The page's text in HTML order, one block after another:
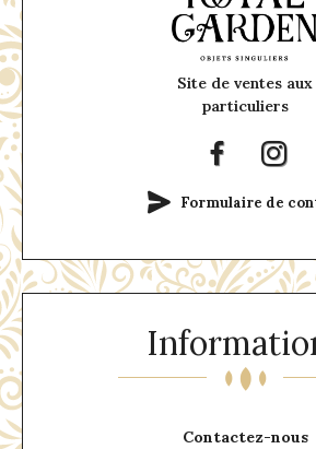
Contactez-nous
Site de ventes aux
particuliers
Formulaire de